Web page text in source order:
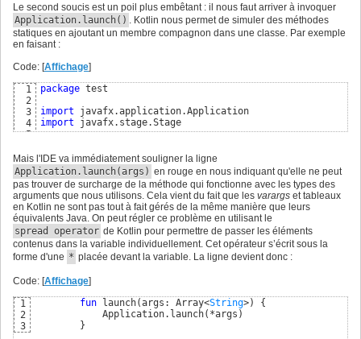
Le second soucis est un poil plus embêtant : il nous faut arriver à invoquer
Application.launch() . Kotlin nous permet de simuler des méthodes
statiques en ajoutant un membre compagnon dans une classe. Par exemple
en faisant :
Code: [Affichage]
1
2
3
4
5
7
8
9
10
11
12
13
14
15
16
18
20
21
22
package test
import
import javafx.stage.Stage
companion object {
fun launch(args: Array<String>) {
            Application.launch
(args)
}
}
override fun start( stage: Stage) {
        stage.title =
"Test Kt"
        stage.width =
800.0
        stage.height =
600.0
}
args: Array<String>) {
    MainKt.launch
Mais l'IDE va immédiatement souligner la ligne
Application.launch(args) en rouge en nous indiquant qu'elle ne peut
pas trouver de surcharge de la méthode qui fonctionne avec les types des
arguments que nous utilisons. Cela vient du fait que les varargs et tableaux
en Kotlin ne sont pas tout à fait gérés de la même manière que leurs
équivalents Java. On peut régler ce problème en utilisant le
spread operator de Kotlin pour permettre de passer les éléments
contenus dans la variable individuellement. Cet opérateur s’écrit sous la
forme d'une * placée devant la variable. La ligne devient donc :
Code: [Affichage]
1
2
3
fun launch(args: Array<String>)
{
            Application.launch
( *args )
}